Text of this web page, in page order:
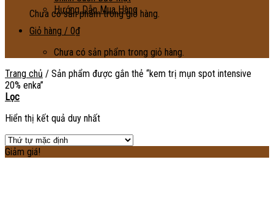
Chưa có sản phẩm trong giỏ hàng.
Hướng Dẫn Mua Hàng
Giỏ hàng / 0₫
Chưa có sản phẩm trong giỏ hàng.
Trang chủ / Sản phẩm được gắn thẻ “kem trị mụn spot intensive
20% enka”
Lọc
Hiển thị kết quả duy nhất
Giảm giá!